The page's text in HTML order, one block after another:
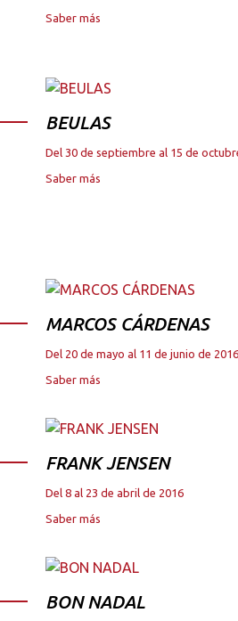
Saber más
BEULAS
Del 30 de septiembre al 15 de
Saber más
MARCOS CÁRDENAS
Del 20 de mayo al 11 de junio de 2016
Saber más
FRANK JENSEN
Del 8 al 23 de abril de 2016
Saber más
BON NADAL